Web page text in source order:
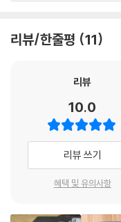
한 요약, 여기에 견줄 건 구
나는 분명 이미 나 자신을
--- p.235
“역사란 모든 곳에서 일어
서밋 애비뉴에서도 일어나
가는 역사가 된단다.”
이 소설에 등장하는 찰스
릿 오브 세인트루이스호를
영웅에 등극한다. 그의 도
자신감을 불어넣어주었다.
령 쿨리지로부터 훈장을
의 항공기 개발에 관한 정
“그(히틀러)는 의심할 여
독수리공로훈장을 수여받
리뷰/한줄평 11
리뷰
10.0
리뷰 쓰기
혜택 및 유의사항